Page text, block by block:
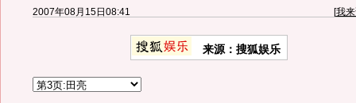
2007年08月15日08:41 [我
来源：搜狐娱乐